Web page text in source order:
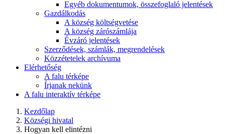
Egyéb dokumentumok, összefoglaló jelentések
Gazdálkodás
A község költségvetése
A község zárószámlája
Évzáró jelentések
Szerződések, számlák, megrendelések
Közzétetelek archívuma
Elérhetőség
A falu térképe
Írjanak nekünk
A falu interaktív térképe
Kezdőlap
Községi hivatal
Hogyan kell elintézni